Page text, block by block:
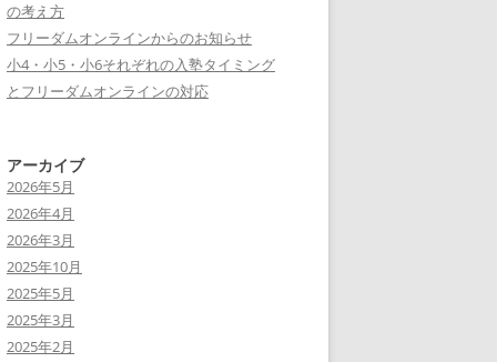
の考え方
フリーダムオンラインからのお知らせ
小4・小5・小6それぞれの入塾タイミング
とフリーダムオンラインの対応
アーカイブ
2026年5月
2026年4月
2026年3月
2025年10月
2025年5月
2025年3月
2025年2月